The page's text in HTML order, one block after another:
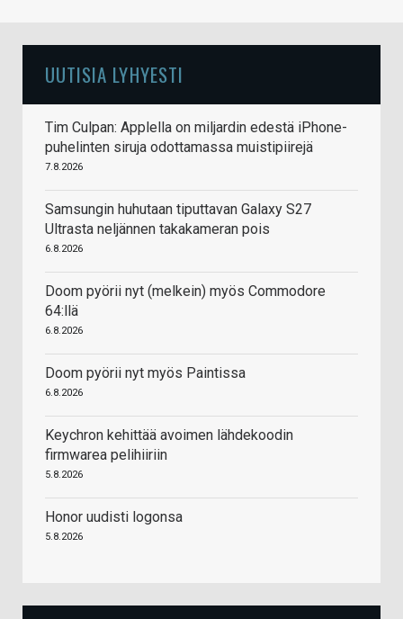
UUTISIA LYHYESTI
Tim Culpan: Applella on miljardin edestä iPhone-
puhelinten siruja odottamassa muistipiirejä
7.8.2026
Samsungin huhutaan tiputtavan Galaxy S27
Ultrasta neljännen takakameran pois
6.8.2026
Doom pyörii nyt (melkein) myös Commodore
64:llä
6.8.2026
Doom pyörii nyt myös Paintissa
6.8.2026
Keychron kehittää avoimen lähdekoodin
firmwarea pelihiiriin
5.8.2026
Honor uudisti logonsa
5.8.2026